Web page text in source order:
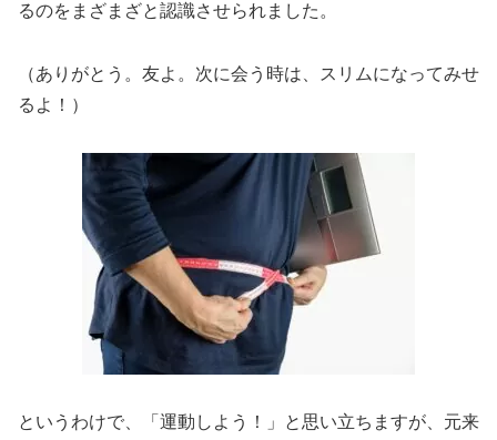
るのをまざまざと認識させられました。
（ありがとう。友よ。次に会う時は、スリムになってみせ
るよ！）
というわけで、「運動しよう！」と思い立ちますが、元来